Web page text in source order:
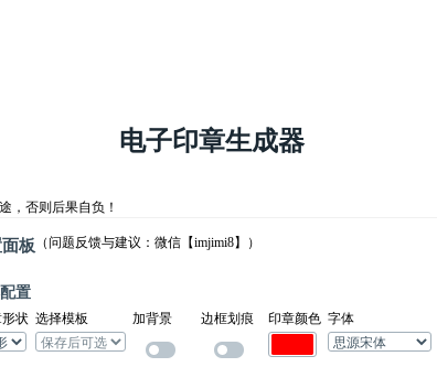
电子印章生成器
，否则后果自负！
板 （问题反馈与建议：微信【imjimi8】）
置
状 选择模板 加背景 边框划痕 印章颜色 字体